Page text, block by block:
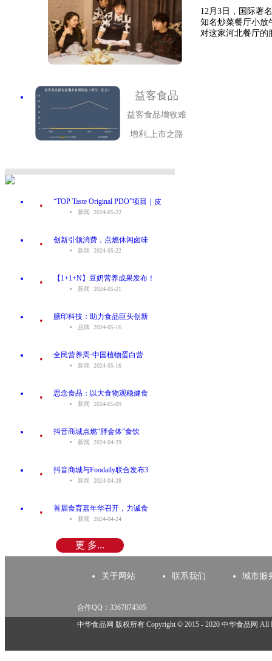
12月3日，国际著
知名炒菜餐厅小放
对这家河北餐厅的
益客食品
益客食品增收难
增利,上市之路
. “TOP Taste Original PDO”项目｜皮
新闻 2024-05-22
. 创新引领消费，点燃休闲卤味
新闻 2024-05-22
. 【1+1+N】豆奶营养成果发布！
新闻 2024-05-21
. 膳印科技：助力食品巨头创新
品牌 2024-05-16
. 全民营养周·中国植物蛋白营
新闻 2024-05-16
. 思念食品：以大食物观稳健食
新闻 2024-05-09
. 抖音商城点燃“胖金体”食饮
新闻 2024-04-29
. 抖音商城与Foodaily联合发布3
新闻 2024-04-28
. 首届食育嘉年华召开，力诚食
新闻 2024-04-24
更 多...
关于网站 联系我们 城市服
合作QQ：3367874305
举报邮箱：918825737@qq.com
中华食品网 版权所有 Copyright © 2015 - 2020 中华食品网 All